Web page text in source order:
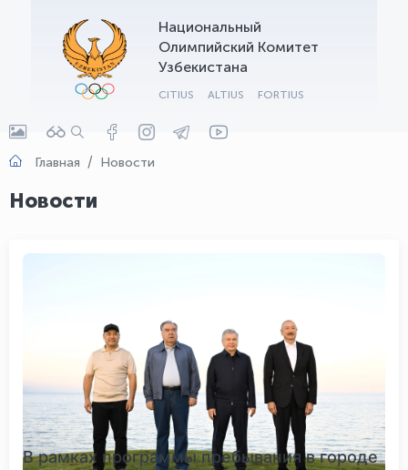
Национальный
Олимпийский Комитет
Узбекистана
CITIUS ALTIUS FORTIUS
Главная Новости
Новости
В рамках программы пребывания в городе
OLYMPCHIK AI - yordamchi
Онлайн · olympic.uz